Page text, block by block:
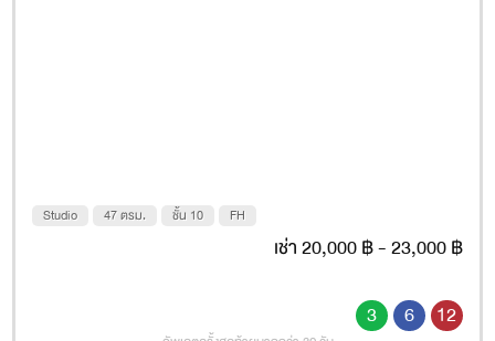
Studio 47 ตรม. ชั้น 10 FH
เช่า 20,000 ฿ - 23,000 ฿
3 6 12